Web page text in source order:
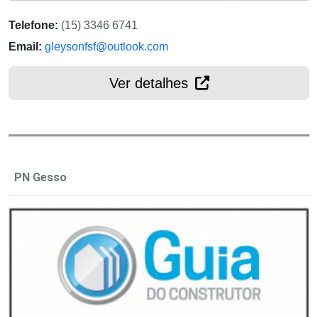
Telefone: (15) 3346 6741
Email: gleysonfsf@outlook.com
Ver detalhes
PN Gesso